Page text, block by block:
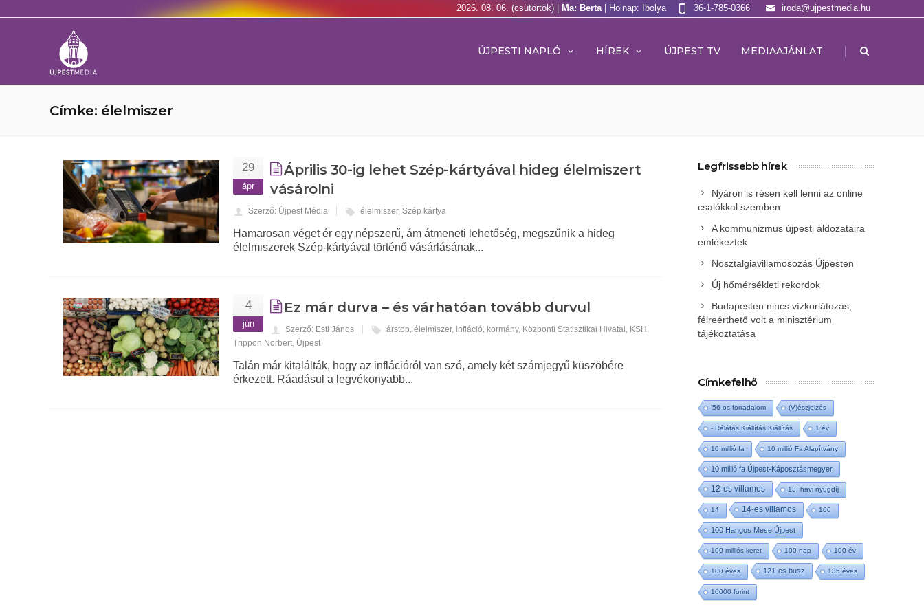
2026. 08. 06. (csütörtök) | Ma: Berta | Holnap: Ibolya iroda@ujpestmedia.hu
36-1-785-0366
ÚJPESTI NAPLÓ HÍREK ÚJPEST TV MEDIAAJÁNLAT |
Címke: élelmiszer
29
ápr
Április 30-ig lehet Szép-kártyával hideg élelmiszert
vásárolni
Szerző: Újpest Média élelmiszer, Szép kártya
Hamarosan véget ér egy népszerű, ám átmeneti lehetőség, megszűnik a hideg
élelmiszerek Szép-kártyával történő vásárlásának...
4
jún
Ez már durva – és várhatóan tovább durvul
Szerző: Esti János árstop,élelmiszer,infláció, kormány, Központi Statisztikai Hivatal , KSH ,
Trippon Norbert, Újpest
Talán már kitalálták, hogy az inflációról van szó, amely két számjegyű küszöbére
érkezett. Ráadásul a legvékonyabb...
Legfrissebb hírek
Nyáron is résen kell lenni az online
csalókkal szemben
A kommunizmus újpesti áldozataira
emlékeztek
Nosztalgiavillamosozás Újpesten
Új hőmérsékleti rekordok
Budapesten nincs vízkorlátozás,
félreérthető volt a minisztérium
tájékoztatása
Címkefelhő
'56-os forradalom (V)észjelzés
- Rálátás Kiállítás Kiállítás 1 év
10 millió fa 10 millió Fa Alapítvány
10 millió fa Újpest-Káposztásmegyer
12-es villamos 13. havi nyugdíj
14 14-es villamos 100
100 Hangos Mese Újpest
100 milliós keret 100 nap 100 év
100 éves 121-es busz 135 éves
10000 forint